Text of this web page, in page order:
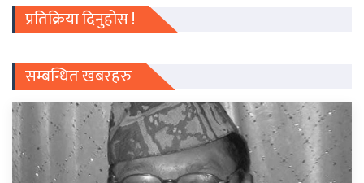
प्रतिक्रिया दिनुहोस !
सम्बन्धित खबरहरु